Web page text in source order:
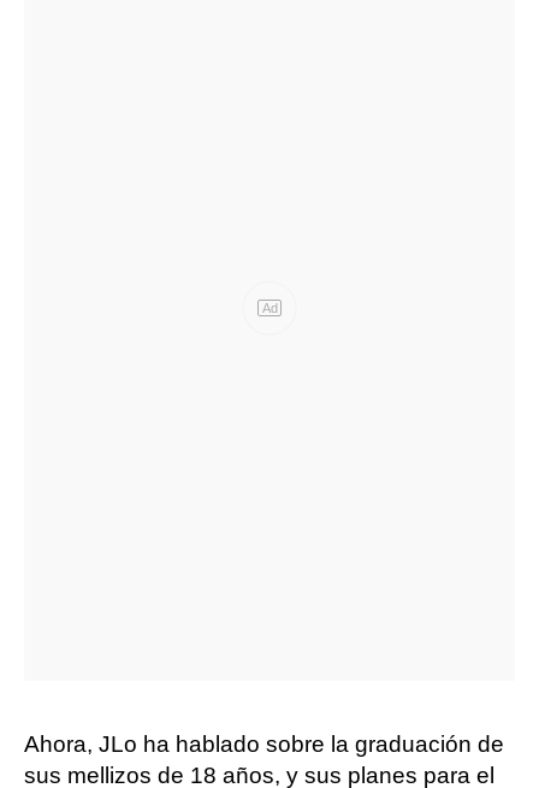
Ad
Ahora, JLo ha hablado sobre la graduación de
sus mellizos de 18 años, y sus planes para el